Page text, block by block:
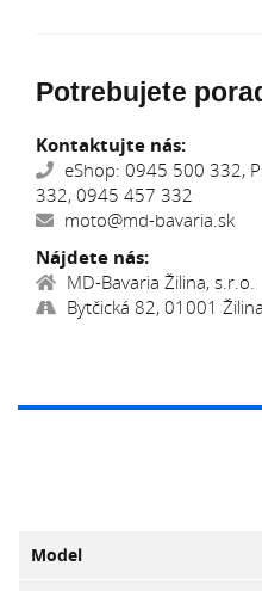
Potrebujete
Kontaktujte nás:
eShop: 0945 500 332,
332, 0945 457 332
moto@md-bavaria.sk
Nájdete nás:
MD-Bavaria Žilina, s.r.o.
Bytčická 82, 01001 Žilina
Model